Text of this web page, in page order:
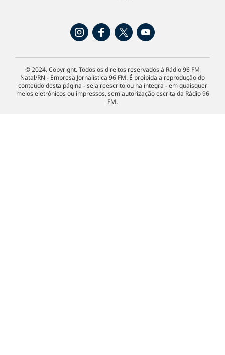
© 2024. Copyright. Todos os direitos reservados à Rádio 96 FM
Natal/RN - Empresa Jornalística 96 FM. É proibida a reprodução do
conteúdo desta página - seja reescrito ou na íntegra - em quaisquer
meios eletrônicos ou impressos, sem autorização escrita da Rádio 96
FM.